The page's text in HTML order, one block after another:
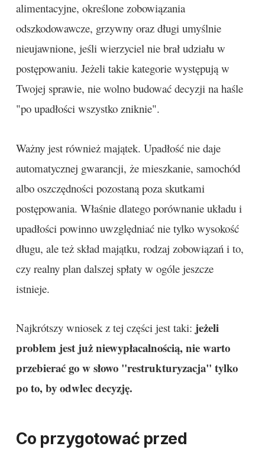
alimentacyjne, określone zobowiązania
odszkodowawcze, grzywny oraz długi umyślnie
nieujawnione, jeśli wierzyciel nie brał udziału w
postępowaniu. Jeżeli takie kategorie występują w
Twojej sprawie, nie wolno budować decyzji na haśle
"po upadłości wszystko zniknie".
Ważny jest również majątek. Upadłość nie daje
automatycznej gwarancji, że mieszkanie, samochód
albo oszczędności pozostaną poza skutkami
postępowania. Właśnie dlatego porównanie układu i
upadłości powinno uwzględniać nie tylko wysokość
długu, ale też skład majątku, rodzaj zobowiązań i to,
czy realny plan dalszej spłaty w ogóle jeszcze
istnieje.
Najkrótszy wniosek z tej części jest taki: jeżeli
problem jest już niewypłacalnością, nie warto
przebierać go w słowo "restrukturyzacja" tylko
po to, by odwlec decyzję.
Co przygotować przed